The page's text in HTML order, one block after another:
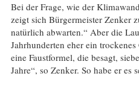
Bei der Frage, wie der
zeigt sich Bürgermeister Zenker
natürlich abwarten.“ Aber die
Jahrhunderten eher ein
eine Faustformel, die besagt,
Jahre“, so Zenker. So habe er es